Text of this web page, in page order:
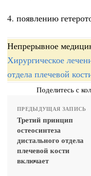
4. появлению
Непрерывное
Хирургическое
отдела плечевой
Поделитесь с
ПРЕДЫДУЩАЯ ЗАПИСЬ
Третий принцип
остеосинтеза
дистального отдела
плечевой кости
включает